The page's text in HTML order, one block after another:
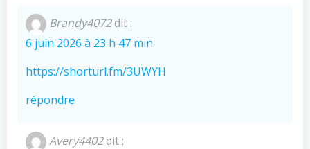
Brandy4072dit :
6 juin 2026 à 23 h 47 min
https://shorturl.fm/3UWYH
répondre
Avery4402dit :